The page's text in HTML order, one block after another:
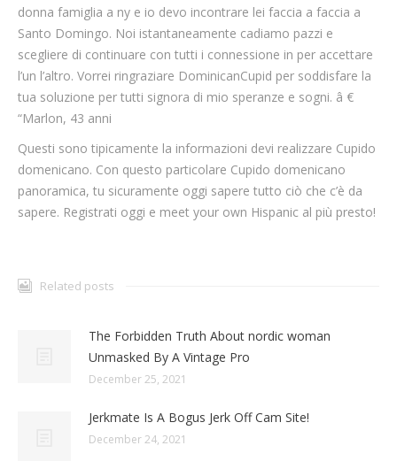
donna famiglia a ny e io devo incontrare lei faccia a faccia a
Santo Domingo. Noi istantaneamente cadiamo pazzi e
scegliere di continuare con tutti i connessione in per accettare
l’un l’altro. Vorrei ringraziare DominicanCupid per soddisfare la
tua soluzione per tutti signora di mio speranze e sogni. â €
“Marlon, 43 anni
Questi sono tipicamente la informazioni devi realizzare Cupido
domenicano. Con questo particolare Cupido domenicano
panoramica, tu sicuramente oggi sapere tutto ciò che c’è da
sapere. Registrati oggi e meet your own Hispanic al più presto!
Related posts
The Forbidden Truth About nordic woman
Unmasked By A Vintage Pro
December 25, 2021
Jerkmate Is A Bogus Jerk Off Cam Site!
December 24, 2021